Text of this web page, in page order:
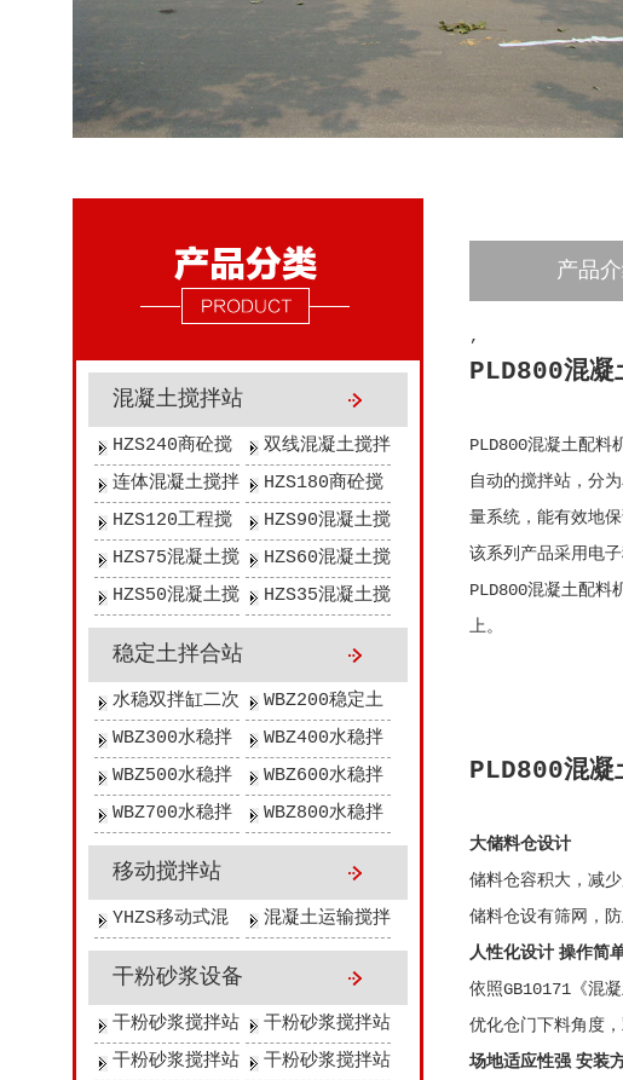
混凝土搅拌站
HZS240商砼搅
拌站
双线混凝土搅拌
站
连体混凝土搅拌
站
HZS180商砼搅
拌站
HZS120工程搅
拌站
HZS90混凝土搅
拌站
HZS75混凝土搅
拌站
HZS60混凝土搅
拌站
HZS50混凝土搅
拌站
HZS35混凝土搅
拌站
稳定土拌合站
水稳双拌缸二次
拌合站
WBZ200稳定土
拌合站
WBZ300水稳拌
合站
WBZ400水稳拌
和站
WBZ500水稳拌
合站
WBZ600水稳拌
和站
WBZ700水稳拌
和站
WBZ800水稳拌
合站
移动搅拌站
YHZS移动式混
凝土搅拌站
混凝土运输搅拌
车
干粉砂浆设备
干粉砂浆搅拌站
（年产50万
干粉砂浆搅拌站
（年产30万
干粉砂浆搅拌站
干粉砂浆搅拌站
产品
,
PLD800混
PLD800混凝土配
自动的搅拌站，分
量系统，能有效地
该系列产品采用电
PLD800混凝土配料
上。
PLD800混
大储料仓设计
储料仓容积大，减
储料仓设有筛网，
人性化设计 操作简
依照GB10171《混
优化仓门下料角度
场地适应性强 安装